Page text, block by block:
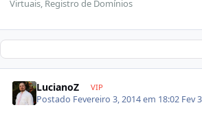
Virtuais, Registro de Domínios
LucianoZ VIP
Postado Fevereiro 3, 2014 em 18:02 Fev